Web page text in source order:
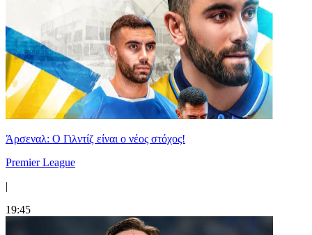
Άρσεναλ: Ο Γιλντίζ είναι ο νέος στόχος!
Premier League
|
19:45